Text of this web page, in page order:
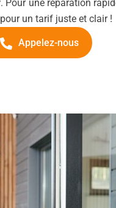
. Pour une réparation
un tarif juste et clair !
Appelez-nous